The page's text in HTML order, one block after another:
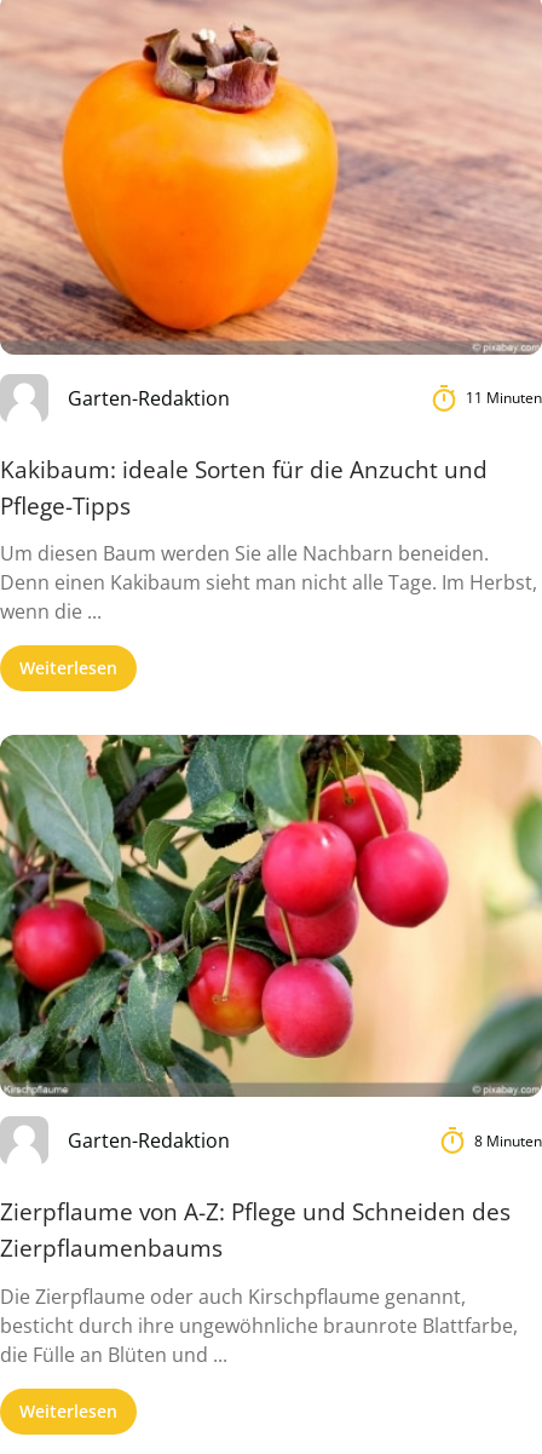
Garten-Redaktion 11 Minuten
Kakibaum: ideale Sorten für die Anzucht und
Pflege-Tipps
Um diesen Baum werden Sie alle Nachbarn beneiden.
Denn einen Kakibaum sieht man nicht alle Tage. Im Herbst,
wenn die ...
Weiterlesen
Garten-Redaktion 8 Minuten
Zierpflaume von A-Z: Pflege und Schneiden des
Zierpflaumenbaums
Die Zierpflaume oder auch Kirschpflaume genannt,
besticht durch ihre ungewöhnliche braunrote Blattfarbe,
die Fülle an Blüten und ...
Weiterlesen